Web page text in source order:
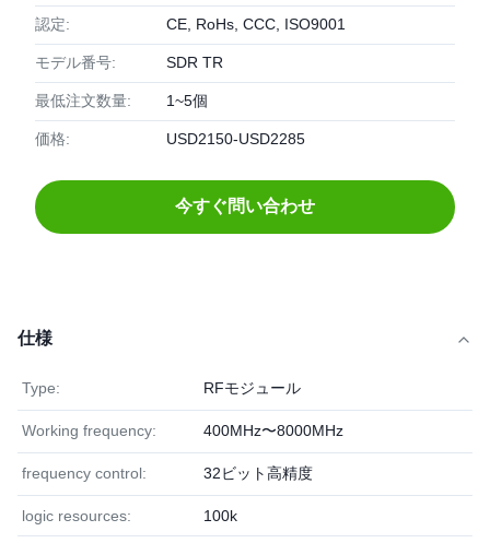
認定: CE, RoHs, CCC, ISO9001
モデル番号: SDR TR
最低注文数量: 1~5個
価格: USD2150-USD2285
今すぐ問い合わせ
仕様
Type: RFモジュール
Working frequency: 400MHz〜8000MHz
frequency control: 32ビット高精度
logic resources: 100k